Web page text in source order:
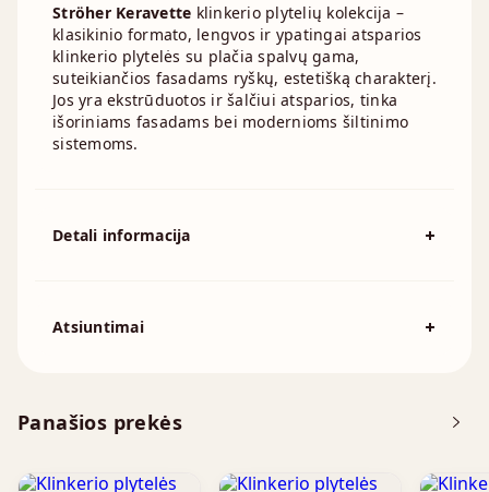
Panašios prekės
Ströher Keravette klinkerio plytelių kolekcija –
klasikinio formato, lengvos ir ypatingai atsparios
klinkerio plytelės su plačia spalvų gama,
suteikiančios fasadams ryškų, estetišką charakterį.
Jos yra ekstrūduotos ir šalčiui atsparios, tinka
išoriniams fasadams bei modernioms šiltinimo
sistemoms.
Detali informacija
Atsiuntimai
Techninė informacija
Tekstūros